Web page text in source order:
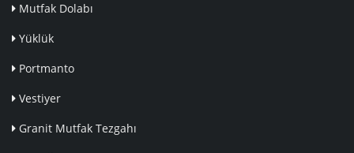
Mutfak Dolabı
Yüklük
Portmanto
Vestiyer
Granit Mutfak Tezgahı